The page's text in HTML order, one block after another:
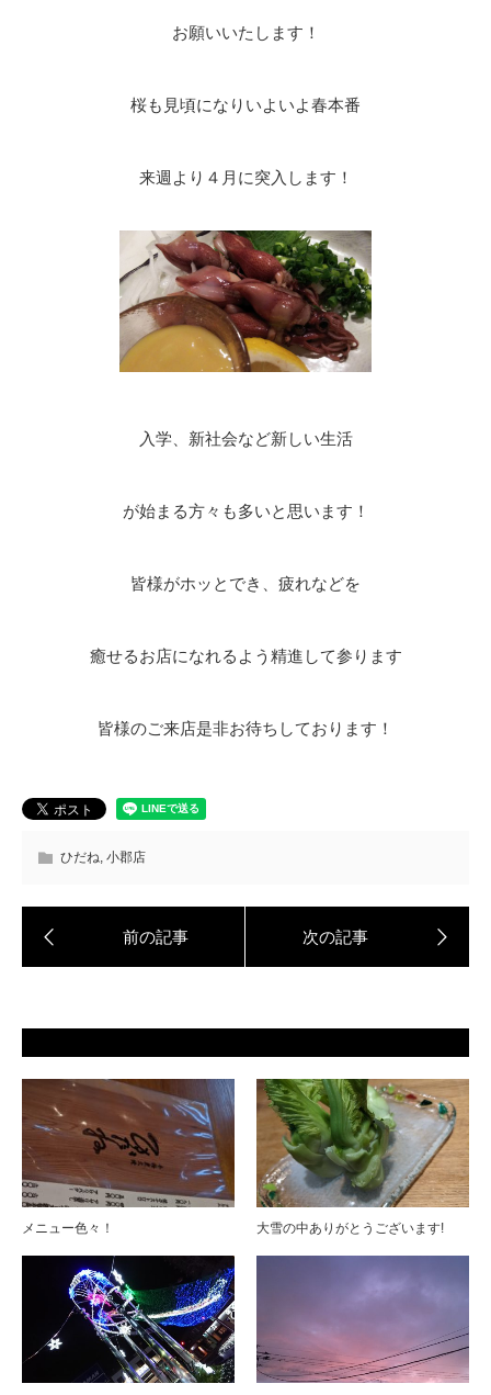
お願いいたします！
桜も見頃になりいよいよ春本番
来週より４月に突入します！
入学、新社会など新しい生活
が始まる方々も多いと思います！
皆様がホッとでき、疲れなどを
癒せるお店になれるよう精進して参ります
皆様のご来店是非お待ちしております！
ひだね, 小郡店
メニュー色々！ 大雪の中ありがとうございます!